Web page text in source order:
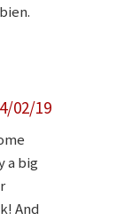
02/19
a big
And